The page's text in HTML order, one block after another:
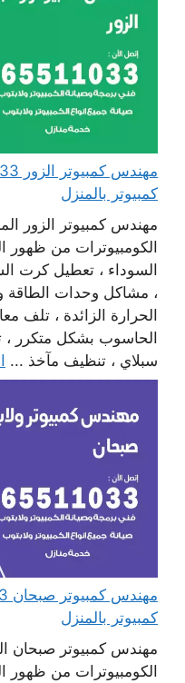
كمبيوتر بالمنزل
مهندس كمبيوتر الزور
الكومبيوترات من ظهور
السوداء ، تعطيل كرت
، مشاكل وحدات الطاقة
الحرارة الزائدة ، تلف
الحاسوب بشكل متكرر ،
سبلاي ، تنظيف مآخذ ...
كمبيوتر بالمنزل
مهندس كمبيوتر صبحان
الكومبيوترات من ظهور